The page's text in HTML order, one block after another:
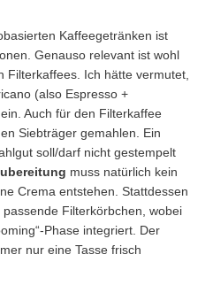
Kaffeegetränken ist
Genauso relevant ist wohl
Filterkaffees. Ich hätte vermutet,
(also Espresso +
Auch für den Filterkaffee
Siebträger gemahlen. Ein
soll/darf nicht gestempelt
muss natürlich kein
Crema entstehen. Stattdessen
Filterkörbchen, wobei
Phase integriert. Der
nur eine Tasse frisch